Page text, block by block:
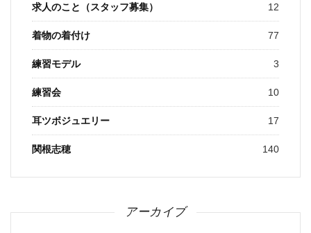
求人のこと（スタッフ募集） 12
着物の着付け 77
練習モデル 3
練習会 10
耳ツボジュエリー 17
関根志穂 140
アーカイブ